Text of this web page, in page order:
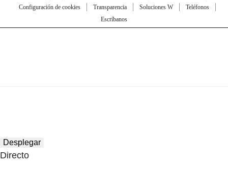
Configuración de cookies
Transparencia Soluciones W
Teléfonos
Escríbanos
Desplegar
Directo